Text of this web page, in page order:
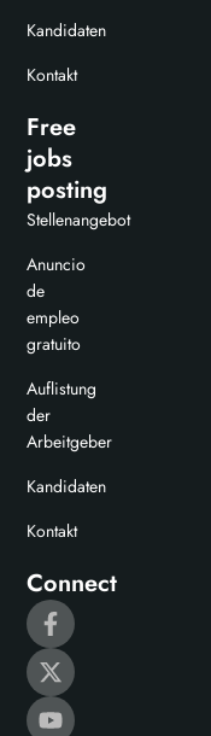
Kandidaten
Kontakt
Free
jobs
posting
Stellenangebot
Anuncio
de
empleo
gratuito
Auflistung
der
Arbeitgeber
Kandidaten
Kontakt
Connect